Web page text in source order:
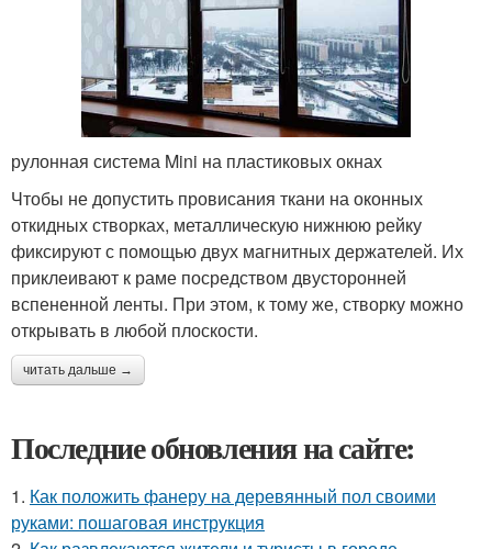
рулонная система Mini на пластиковых окнах
Чтобы не допустить провисания ткани на оконных
откидных створках, металлическую нижнюю рейку
фиксируют с помощью двух магнитных держателей. Их
приклеивают к раме посредством двусторонней
вспененной ленты. При этом, к тому же, створку можно
открывать в любой плоскости.
читать дальше →
Последние обновления на сайте:
1. Как положить фанеру на деревянный пол своими
руками: пошаговая инструкция